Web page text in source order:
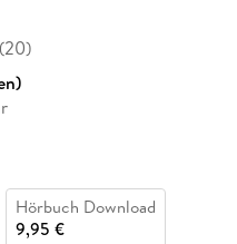
(20)
Hörbuch Download
9,95 €